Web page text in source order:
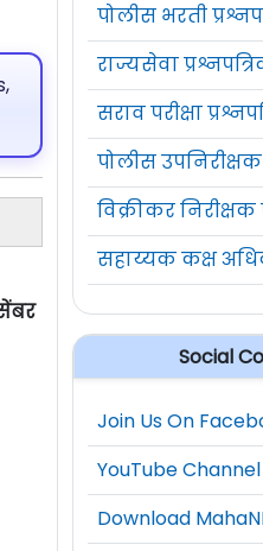
पोलीस भरती
राज्यसेवा
सराव परीक्षा
पोलीस उपनिरीक्षक
Social
Join Us On
YouTube Channel
Download